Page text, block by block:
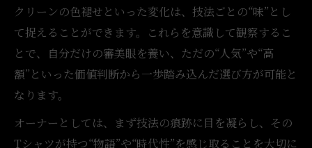
クリーンの色褪せといった変化は、技法ごとの“味”とし
て捉えることができます。これらを意識して観察するこ
とで、自分だけの審美眼を養い、ただの“人気”や“高
額”といった価値判断から一歩踏み込んだ選び方が可能と
なります。
オーナーとしては、まず技法の痕跡に目を凝らし、その
Tシャツが持つ“物語”や“時代性”を感じ取ることを大切に